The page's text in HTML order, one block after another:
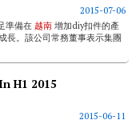
2015-07-06
準備在 越南增加diy扣件的產
長。該公司常務董事表示集團
H1 2015
2015-06-11